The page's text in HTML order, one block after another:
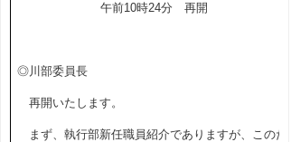
午前10時24分 再開
◎川部委員長
再開いたします。
まず、執行部新任職員紹介でありますが、このた